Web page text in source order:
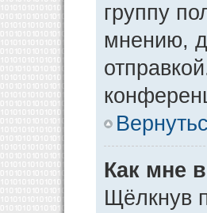
группу
мнению,
Как мне
Щёлкнув